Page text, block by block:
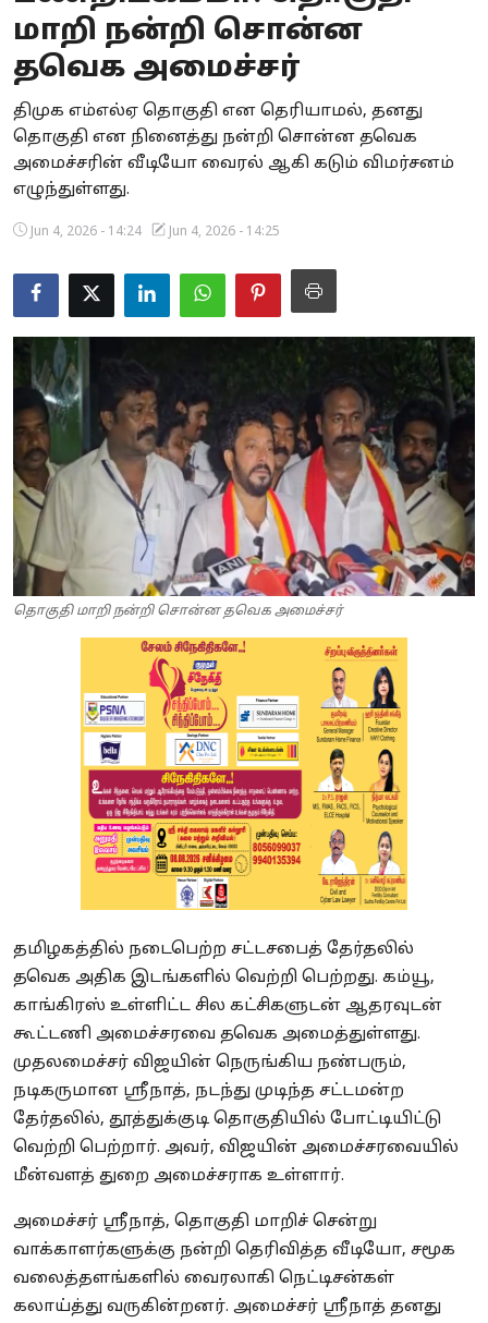
Business
Crime
Tamilnadu
National
World
Astrology
Spirituality
Weather
Politics
மாறி நன்றி சொன்ன
தவெக அமைச்சர்
திமுக எம்எல்ஏ தொகுதி என தெரியாமல், தனது
தொகுதி என நினைத்து நன்றி சொன்ன தவெக
அமைச்சரின் வீடியோ வைரல் ஆகி கடும் விமர்சனம்
எழுந்துள்ளது.
Jun 4, 2026 - 14:24 Jun 4, 2026 - 14:25
தொகுதி மாறி நன்றி சொன்ன தவெக அமைச்சர்
தமிழகத்தில் நடைபெற்ற சட்டசபைத் தேர்தலில்
தவெக அதிக இடங்களில் வெற்றி பெற்றது. கம்யூ,
காங்கிரஸ் உள்ளிட்ட சில கட்சிகளுடன் ஆதரவுடன்
கூட்டணி அமைச்சரவை தவெக அமைத்துள்ளது.
முதலமைச்சர் விஜயின் நெருங்கிய நண்பரும்,
நடிகருமான ஸ்ரீநாத், நடந்து முடிந்த சட்டமன்ற
தேர்தலில், தூத்துக்குடி தொகுதியில் போட்டியிட்டு
வெற்றி பெற்றார். அவர், விஜயின் அமைச்சரவையில்
மீன்வளத் துறை அமைச்சராக உள்ளார்.
அமைச்சர் ஸ்ரீநாத், தொகுதி மாறிச் சென்று
வாக்காளர்களுக்கு நன்றி தெரிவித்த வீடியோ, சமூக
வலைத்தளங்களில் வைரலாகி நெட்டிசன்கள்
கலாய்த்து வருகின்றனர். அமைச்சர் ஸ்ரீநாத் தனது